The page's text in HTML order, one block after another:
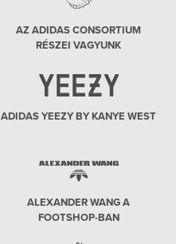
AZ ADIDAS CONSORTIUM
RÉSZEI VAGYUNK
ADIDAS YEEZY BY KANYE WEST
ALEXANDER WANG A
FOOTSHOP-BAN